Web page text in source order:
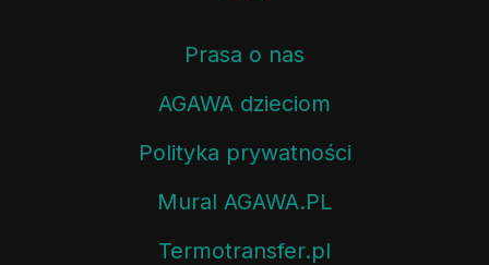
Prasa o nas
AGAWA dzieciom
Polityka prywatności
Mural AGAWA.PL
Termotransfer.pl